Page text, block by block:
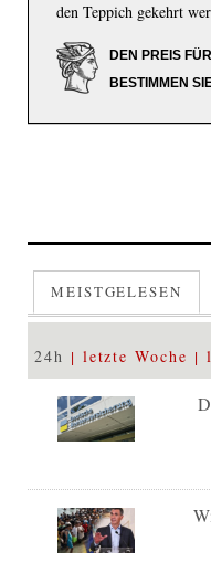
den Teppich gekehrt
DEN PREIS
BESTIMMEN
MEISTGELESEN
24h letzte Woche